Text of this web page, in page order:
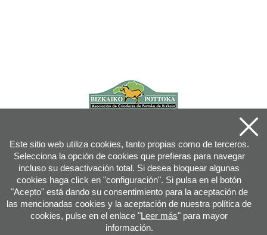
Este sitio web utiliza cookies, tanto propias como de terceros.
Selecciona la opción de cookies que prefieras para navegar
incluso su desactivación total. Si desea bloquear algunas
cookies haga click en "configuración". Si pulsa en el botón
"Acepto" está dando su consentimiento para la aceptación de
las mencionadas cookies y la aceptación de nuestra política de
cookies, pulse en el enlace "Leer más" para mayor
información.